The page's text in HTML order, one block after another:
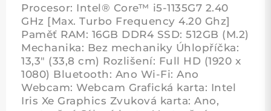
Procesor: Intel® Core™ i5-1135G7 2.40
GHz [Max. Turbo Frequency 4.20 Ghz]
Paměť RAM: 16GB DDR4 SSD: 512GB (M.2)
Mechanika: Bez mechaniky Úhlopříčka:
13,3" (33,8 cm) Rozlišení: Full HD (1920 x
1080) Bluetooth: Ano Wi-Fi: Ano
Webcam: Webcam Grafická karta: Intel
Iris Xe Graphics Zvuková karta: Ano,